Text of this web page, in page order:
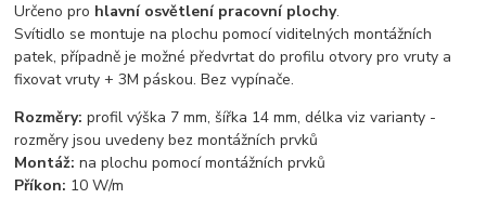
Určeno pro hlavní osvětlení pracovní plochy.
Svítidlo se montuje na plochu pomocí viditelných montážních
patek, případně je možné předvrtat do profilu otvory pro vruty a
fixovat vruty + 3M páskou. Bez vypínače.
Rozměry: profil výška 7 mm, šířka 14 mm, délka viz varianty -
rozměry jsou uvedeny bez montážních prvků
Montáž:na plochu pomocí montážních prvků
Příkon: 10 W/m